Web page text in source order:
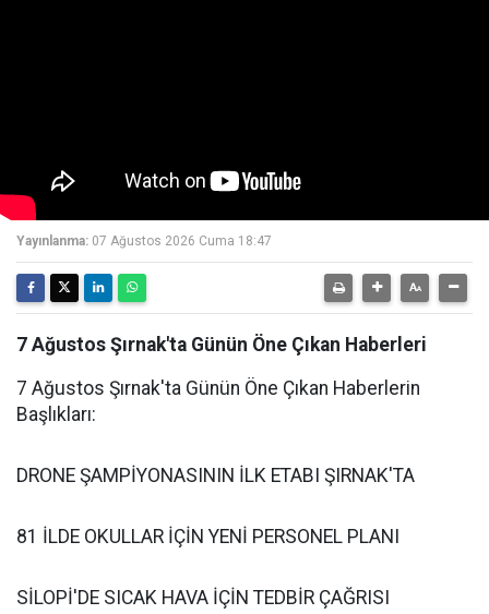
Yayınlanma: 07 Ağustos 2026 Cuma 18:47
7 Ağustos Şırnak'ta Günün Öne Çıkan Haberleri
7 Ağustos Şırnak'ta Günün Öne Çıkan Haberlerin
Başlıkları:
DRONE ŞAMPİYONASININ İLK ETABI ŞIRNAK'TA
81 İLDE OKULLAR İÇİN YENİ PERSONEL PLANI
SİLOPİ'DE SICAK HAVA İÇİN TEDBİR ÇAĞRISI